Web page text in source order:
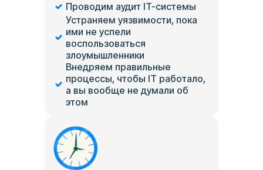
Проводим аудит IT-системы
Устраняем уязвимости, пока
ими не успели
воспользоваться
злоумышленники
Внедряем правильные
процессы, чтобы IT работало,
а вы вообще не думали об
этом